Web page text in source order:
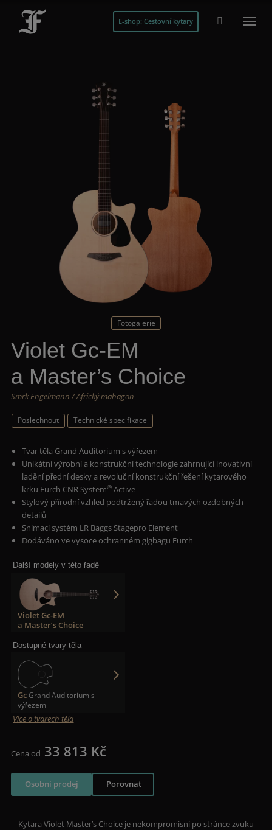
E-shop: Cestovní kytary
Fotogalerie
Violet Gc-EM
a Master’s Choice
Smrk Engelmann / Africký mahagon
Poslechnout Technické specifikace
Tvar těla Grand Auditorium s výřezem
Unikátní výrobní a konstrukční technologie zahrnující inovativní
ladění přední desky a revoluční konstrukční řešení kytarového
krku Furch CNR System® Active
Stylový přírodní vzhled podtržený řadou tmavých ozdobných
detailů
Snímací systém LR Baggs Stagepro Element
Dodáváno ve vysoce ochranném gigbagu Furch
Další modely v této řadě
Violet Gc-EM
a Master’s Choice
Dostupné tvary těla
Gc Grand Auditorium s
výřezem
Více o tvarech těla
Cena od 33 813 Kč
Osobní prodej Porovnat
Kytara Violet Master’s Choice je nekompromisní po stránce zvuku